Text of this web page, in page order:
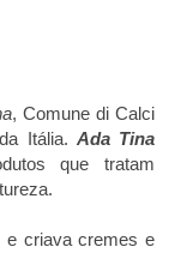
, Comune di Calci
Itália. Ada Tina
que tratam
e criava cremes e